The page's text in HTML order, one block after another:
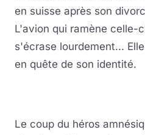
en suisse après son
L'avion qui ramène celle-
s'écrase lourdement...
en quête de son identité.
Le coup du héros